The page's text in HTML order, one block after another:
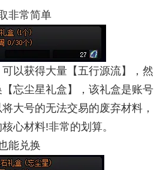
非常简单
以获得大量【五行源流】，然
忘尘星礼盒】，该礼盒是账号
大号的无法交易的废弃材料，
心材料!非常的划算。
能兑换